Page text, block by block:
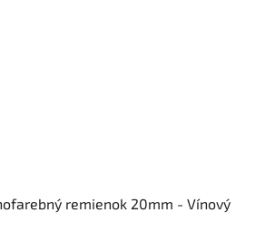
remienok 20mm - Vínový